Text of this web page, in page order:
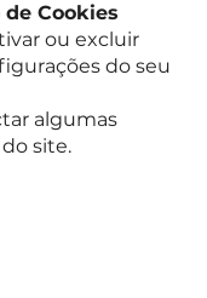
Cookies
ou excluir
do seu
algumas
site.